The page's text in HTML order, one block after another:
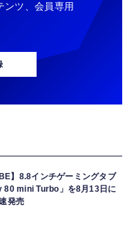
ンツ、会員専用
】8.8インチゲーミングタブ
80 mini Turbo」を8月13日に
発売